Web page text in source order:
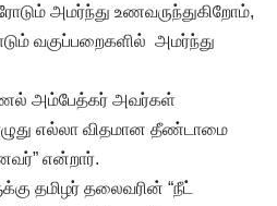
அமர்ந்து உணவருந்துகிறோம்,
வகுப்பறைகளில் அமர்ந்து
அம்பேத்கர் அவர்கள்
எல்லா விதமான தீண்டாமை
என்றார்.
தமிழர் தலைவரின் “நீட்